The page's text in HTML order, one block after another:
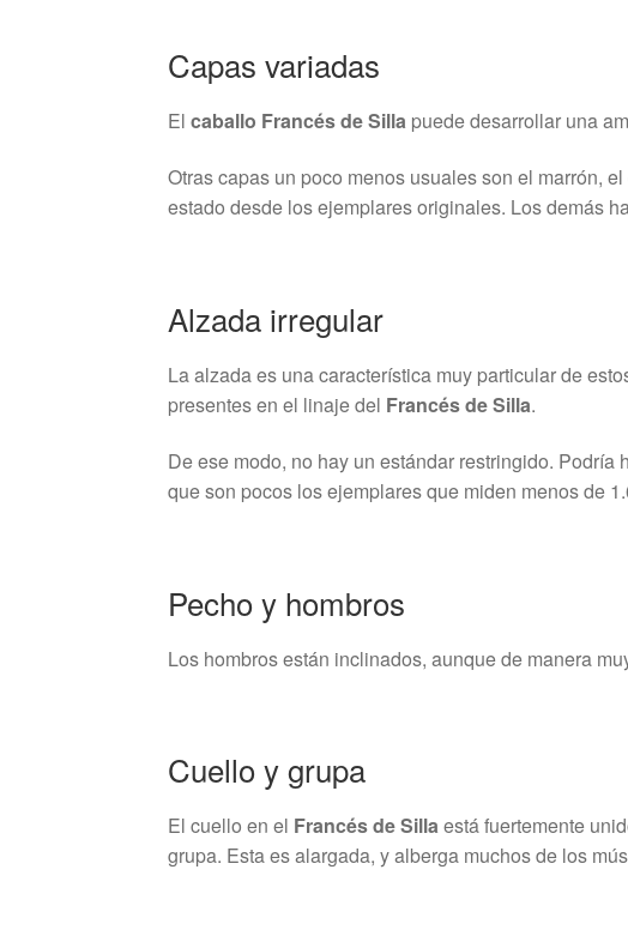
Capas variadas
Elcaballo Francés de Silla puede desarrollar una
Otras capas un poco menos usuales son el marrón,
estado desde los ejemplares originales. Los demás
Alzada irregular
La alzada es una característica muy particular de
presentes en el linaje del Francés de Silla.
De ese modo, no hay un estándar restringido.
que son pocos los ejemplares que miden menos de
Pecho y hombros
Los hombros están inclinados, aunque de manera
Cuello y grupa
El cuello en el Francés de Sillaestá fuertemente
grupa. Esta es alargada, y alberga muchos de los